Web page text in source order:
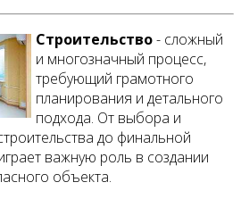
Строительство- сложный
и многозначный процесс,
требующий грамотного
планирования и детального
подхода. От выбора и
до финальной
важную роль в создании
объекта.